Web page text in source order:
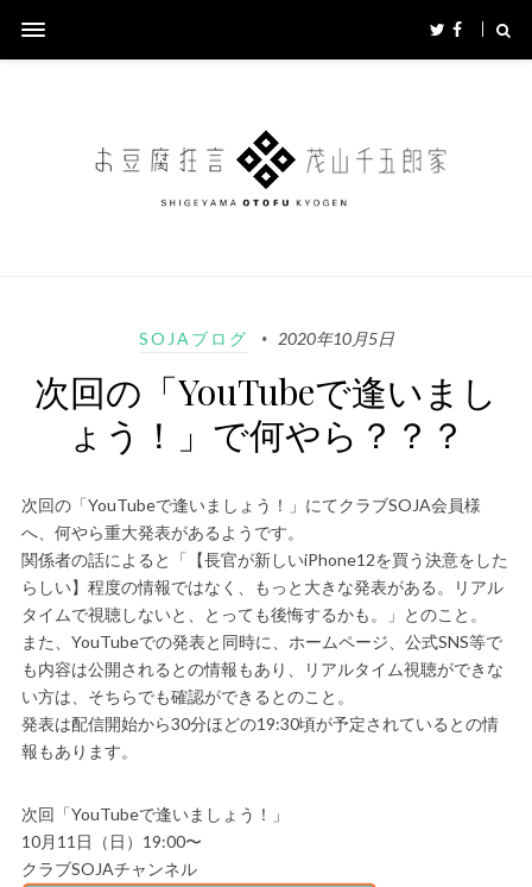
SOJAブログ 2020年10月5日
次回の「YouTubeで逢いまし
ょう！」で何やら？？？
次回の「YouTubeで逢いましょう！」にてクラブSOJA会員様
へ、何やら重大発表があるようです。
関係者の話によると「【長官が新しいiPhone12を買う決意をした
らしい】程度の情報ではなく、もっと大きな発表がある。リアル
タイムで視聴しないと、とっても後悔するかも。」とのこと。
また、YouTubeでの発表と同時に、ホームページ、公式SNS等で
も内容は公開されるとの情報もあり、リアルタイム視聴ができな
い方は、そちらでも確認ができるとのこと。
発表は配信開始から30分ほどの19:30頃が予定されているとの情
報もあります。
次回「YouTubeで逢いましょう！」
10月11日（日）19:00〜
クラブSOJAチャンネル